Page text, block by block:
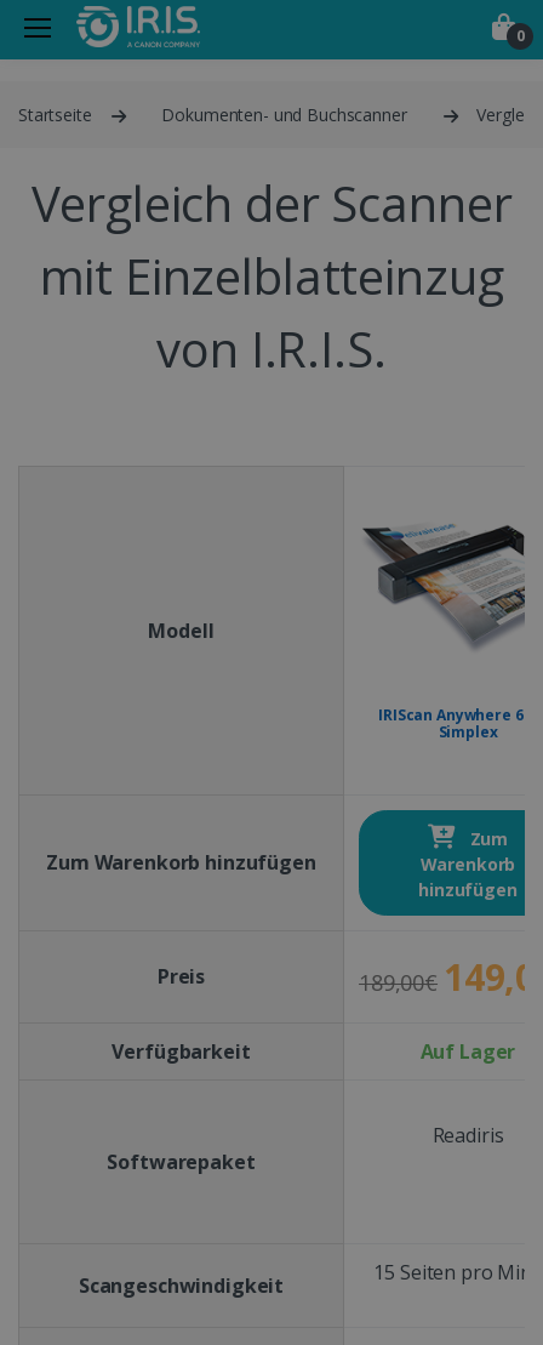
0
Startseite Dokumenten- und Buchscanner
Vergleich der Scanner
mit Einzelblatteinzug
von I.R.I.S.
Modell
IRIScan Anywhere 6
Simplex
Zum Warenkorb hinzufügen
Zum
Warenkorb
hinzufügen
Preis 189,00€
Verfügbarkeit Auf Lager
Softwarepaket
Readiris
Scangeschwindigkeit 15 Seiten pro